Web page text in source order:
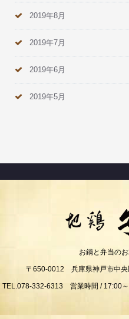
2019年8月
2019年7月
2019年6月
2019年5月
お鍋と弁当の
〒650-0012 兵庫県神戸市中央
TEL.078-332-6313 営業時間 / 17:00